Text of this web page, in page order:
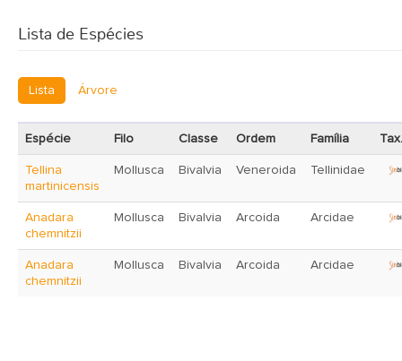
Lista de Espécies
Lista Árvore
Espécie Filo Classe Ordem Família Tax.
Tellina
martinicensis
Mollusca Bivalvia Veneroida Tellinidae
Anadara
chemnitzii
Mollusca Bivalvia Arcoida Arcidae
Anadara
chemnitzii
Mollusca Bivalvia Arcoida Arcidae